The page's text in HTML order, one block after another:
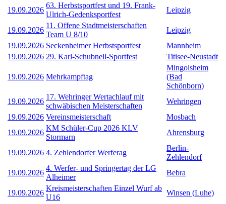
19.09.2026
63. Herbstsportfest und 19. Frank-
Ulrich-Gedenksportfest
Leipzig
19.09.2026
11. Offene Stadtmeisterschaften
Team U 8/10
Leipzig
19.09.2026 Seckenheimer Herbstsportfest
Mannheim
19.09.2026 29. Karl-Schubnell-Sportfest Titisee-Neustadt
19.09.2026 Mehrkampftag
Mingolsheim
(Bad
Schönborn)
19.09.2026
17. Wehringer Wertachlauf mit
schwäbischen Meisterschaften
Wehringen
19.09.2026 Vereinsmeisterschaft
Mosbach
19.09.2026
KM Schüler-Cup 2026 KLV
Stormarn
Ahrensburg
19.09.2026 4. Zehlendorfer Werferag
Berlin-
Zehlendorf
19.09.2026
4. Werfer- und Springertag der LG
Alheimer
Bebra
19.09.2026
Kreismeisterschaften Einzel Wurf ab
U16
Winsen (Luhe)